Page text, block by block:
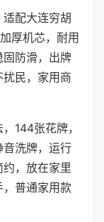
适配大连穷胡
厚机芯，耐用
防滑，出牌
民，家用商
144张花牌，
洗牌，运行
，放在家里
普通家用款